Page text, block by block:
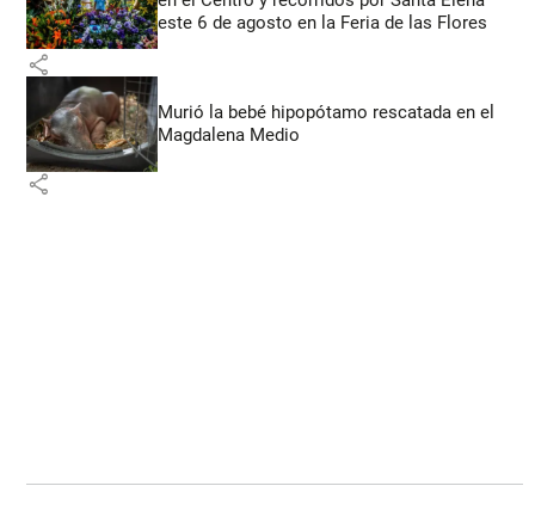
este 6 de agosto en la Feria de las Flores
share
Murió la bebé hipopótamo rescatada en el
Magdalena Medio
share